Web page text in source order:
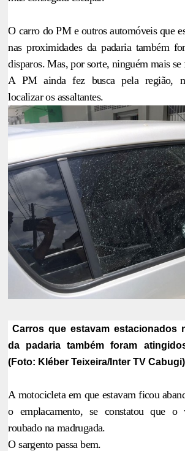
O carro do PM e outros automóveis que
nas proximidades da padaria também
disparos. Mas, por sorte, ninguém mais se
A PM ainda fez busca pela região,
localizar os assaltantes.
Carros que estavam estacionados
da padaria também foram
(Foto: Kléber Teixeira/Inter TV Cabugi)
A motocicleta em que estavam ficou
o emplacamento, se constatou que o
roubado na madrugada.
O sargento passa bem.